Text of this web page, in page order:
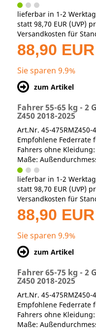
lieferbar in 1-2
statt 98,70 EUR (UVP)
Versandkosten für
88,90 EUR
Sie sparen 9.9%
zum Artikel
Fahrer 55-65 kg - 2
Z450 2018-2025
Art.Nr. 45-475RMZ450-
Empfohlene Federrate
Fahrers ohne
Maße:
lieferbar in 1-2
statt 98,70 EUR (UVP)
Versandkosten für
88,90 EUR
Sie sparen 9.9%
zum Artikel
Fahrer 65-75 kg - 2
Z450 2018-2025
Art.Nr. 45-475RMZ450-
Empfohlene Federrate
Fahrers ohne
Maße: